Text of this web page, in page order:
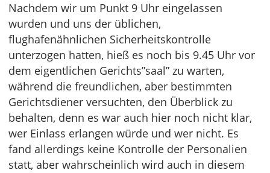
Nachdem wir um Punkt 9 Uhr eingelassen
wurden und uns der üblichen,
flughafenähnlichen Sicherheitskontrolle
unterzogen hatten, hieß es noch bis 9.45 Uhr vor
dem eigentlichen Gerichts”saal” zu warten,
während die freundlichen, aber bestimmten
Gerichtsdiener versuchten, den Überblick zu
behalten, denn es war auch hier noch nicht klar,
wer Einlass erlangen würde und wer nicht. Es
fand allerdings keine Kontrolle der Personalien
statt, aber wahrscheinlich wird auch in diesem